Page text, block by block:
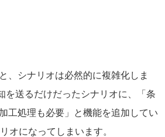
、シナリオは必然的に複雑化しま
を送るだけだったシナリオに、「条
工処理も必要」と機能を追加してい
オになってしまいます。